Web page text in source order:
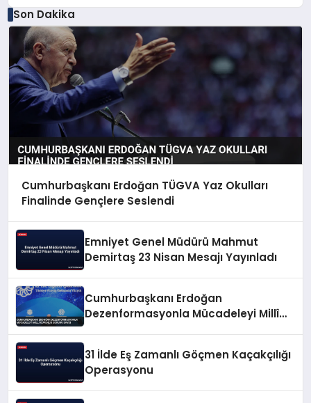
Son Dakika
Cumhurbaşkanı Erdoğan TÜGVA Yaz Okulları
Finalinde Gençlere Seslendi
Emniyet Genel Müdürü Mahmut
Demirtaş 23 Nisan Mesajı Yayınladı
Cumhurbaşkanı Erdoğan
Dezenformasyonla Mücadeleyi Millî
31 İlde Eş Zamanlı Göçmen Kaçakçılığı
Operasyonu